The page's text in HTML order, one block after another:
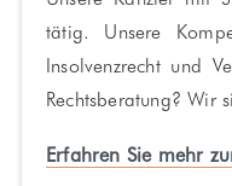
tätig. Unsere
Insolvenzrecht und
Rechtsberatung? Wir
Erfahren Sie mehr